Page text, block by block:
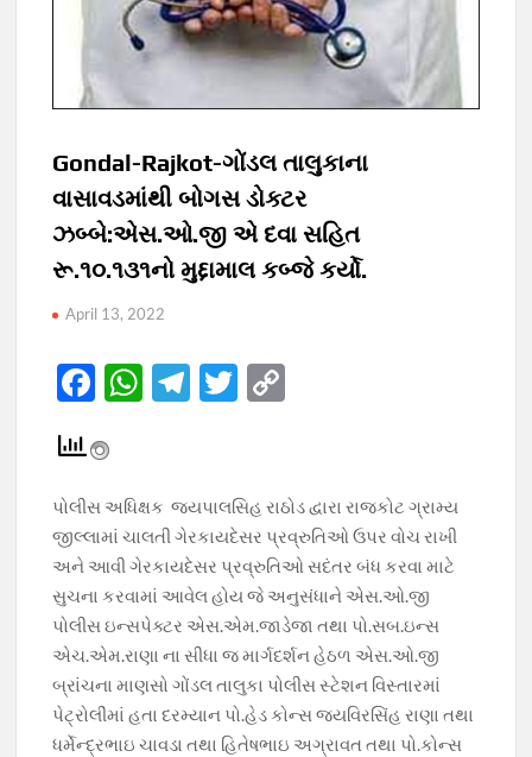
Gondal-Rajkot-ગોંડલ તાલુકાના
વાસાવડમાંથી બોગસ ડોક્ટર
ઝબ્બે:એસ.ઓ.જી એ દવા સહિત
રૂ.૧૦.૧૩૧નો મુદ્દામાલ કબ્જે કર્યો.
April 13, 2022
F
e
b
o
o
k
W
s
A
p
p
T
gr
a
m
T
er y
Li
n
k
પોલીસ અધિક્ષક જયપાલસિહ રાઠોડ દ્વારા રાજકોટ ગ્રામ્ય
જીલ્લામાં ચાલતી ગેરકાયદેસર પ્રવ્રુતિઓ ઉપર વોચ રાખી
અને આવી ગેરકાયદેસર પ્રવ્રુતિઓ સદંતર બંધ કરવા માટે
સુચના કરવામાં આવેલ હોય જે અનુસંધાને એસ.ઓ.જી
પોલીસ ઇન્સપેક્ટર એસ.એમ.જાડેજા તથા પો.સબ.ઇન્સ
એચ.એમ.રાણા ના સીધા જ માર્ગદર્શન હેઠળ એસ.ઓ.જી
બ્રાંચના માણસો ગોંડલ તાલુકા પોલીસ સ્ટેશન વિસ્તારમાં
પેટ્રોલીંમાં હતા દરમ્યાન પો.હેડ કોન્સ જયવિરસિંહ રાણા તથા
ધર્મેન્દ્રભાઇ ચાવડા તથા હિતેષભાઇ અગ્રાવત તથા પો.કોન્સ